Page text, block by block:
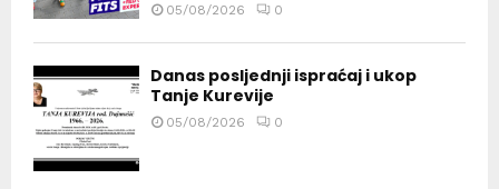
05/08/2026 0
Danas posljednji ispraćaj i ukop
Tanje Kurevije
05/08/2026 0